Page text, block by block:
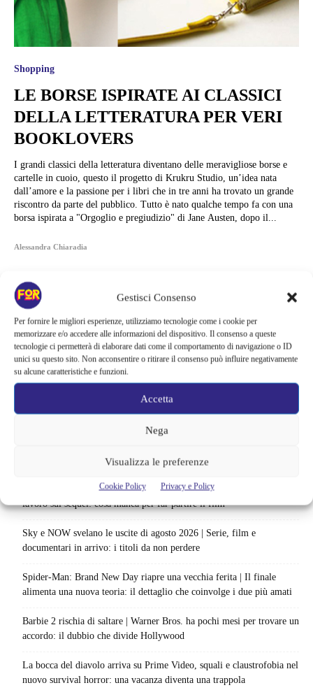
Gestisci Consenso
Per fornire le migliori esperienze, utilizziamo tecnologie come i cookie per
memorizzare e/o accedere alle informazioni del dispositivo. Il consenso a queste
tecnologie ci permetterà di elaborare dati come il comportamento di navigazione o ID
unici su questo sito. Non acconsentire o ritirare il consenso può influire negativamente
su alcune caratteristiche e funzioni.
Accetta
Nega
Visualizza le preferenze
Cookie Policy Privacy e Policy
Shopping
LE BORSE ISPIRATE AI CLASSICI
DELLA LETTERATURA PER VERI
BOOKLOVERS
I grandi classici della letteratura diventano delle meravigliose borse e
cartelle in cuoio, questo il progetto di Krukru Studio, un’idea nata
dall’amore e la passione per i libri che in tre anni ha trovato un grande
riscontro da parte del pubblico. Tutto è nato qualche tempo fa con una
borsa ispirata a "Orgoglio e pregiudizio" di Jane Austen, dopo il...
Alessandra Chiaradia
Ready Player Two torna a dare segnali di vita | Zak Penn conferma il
lavoro sul sequel: cosa manca per far partire il film
Sky e NOW svelano le uscite di agosto 2026 | Serie, film e
documentari in arrivo: i titoli da non perdere
Spider-Man: Brand New Day riapre una vecchia ferita | Il finale
alimenta una nuova teoria: il dettaglio che coinvolge i due più amati
Barbie 2 rischia di saltare | Warner Bros. ha pochi mesi per trovare un
accordo: il dubbio che divide Hollywood
La bocca del diavolo arriva su Prime Video, squali e claustrofobia nel
nuovo survival horror: una vacanza diventa una trappola